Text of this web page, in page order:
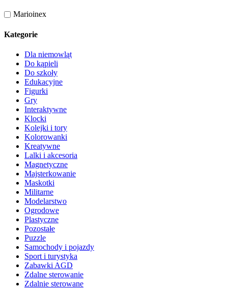
Marioinex
Kategorie
Dla niemowląt
Do kąpieli
Do szkoły
Edukacyjne
Figurki
Gry
Interaktywne
Klocki
Kolejki i tory
Kolorowanki
Kreatywne
Lalki i akcesoria
Magnetyczne
Majsterkowanie
Maskotki
Militarne
Modelarstwo
Ogrodowe
Plastyczne
Pozostałe
Puzzle
Samochody i pojazdy
Sport i turystyka
Zabawki AGD
Zdalne sterowanie
Zdalnie sterowane